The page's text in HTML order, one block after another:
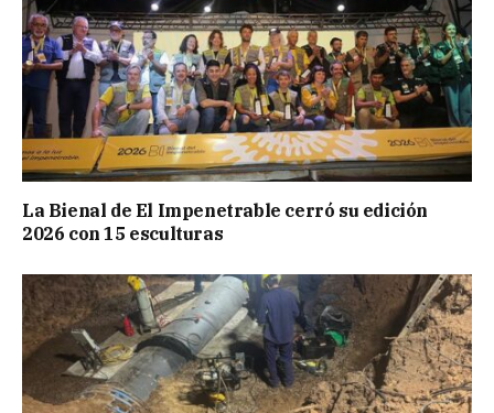
La Bienal de El Impenetrable cerró su edición
2026 con 15 esculturas